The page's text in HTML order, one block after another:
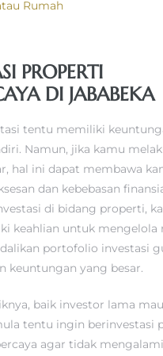
Rumah
PROPERTI
DI JABABEKA
tentu memiliki
Namun, jika kamu
hal ini dapat membawa
dan kebebasan
di bidang properti,
keahlian untuk mengelola
portofolio investasi
keuntungan yang besar.
baik investor lama
tentu ingin berinvestasi
agar tidak mengalami